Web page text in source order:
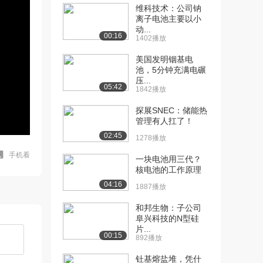
手机看
00:16
维科技术：公司钠
离子电池主要以小
动...
1402播放
05:42
美国发明铟基电
池，5分钟充满电碾
压...
1842播放
02:45
探展SNEC：储能热
管理有人扛了！
1278播放
04:16
一块电池用三代？
核电池的工作原理
1887播放
00:15
和邦生物：子公司
阜兴科技的N型硅
片...
892播放
钍基熔盐堆，凭什